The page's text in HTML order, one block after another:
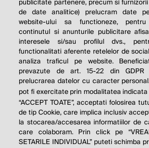
publicitate partenere, precum si
de date analitice) prelucram date
website-ului sa functioneze,
continutul si anunturile publicitare
interesele si/sau profilul dvs.,
functionalitati aferente retelelor de
analiza traficul pe website.
prevazute de art. 15-22 din
prelucrarea datelor cu caracter
pot fi exercitate prin modalitatea indicata
“ACCEPT TOATE”, acceptati folosirea
de tip Cookie, care implica inclusiv
la stocarea/accesarea informatiilor de
care colaboram. Prin click pe
SETARILE INDIVIDUAL” puteti schimba